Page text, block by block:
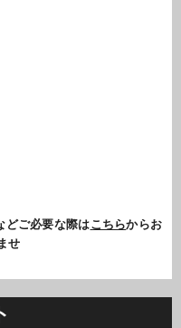
どご必要な際はこちらからお
せ